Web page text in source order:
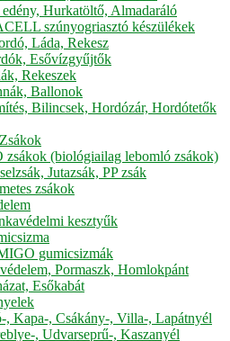
Hurkatöltő, Almadaráló
szúnyogriasztó készülékek
Láda, Rekesz
Esővízgyűjtők
Rekeszek
Ballonok
Bilincsek, Hordózár, Hordótetők
zsákok (biológiailag lebomló zsákok)
Jutazsák, PP zsák
zsákok
kesztyűk
gumicsizmák
Pormaszk, Homlokpánt
Esőkabát
, Kapa-, Csákány-, Villa-, Lapátnyél
, Udvarseprű-, Kaszanyél